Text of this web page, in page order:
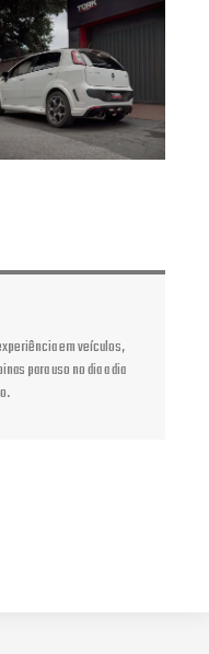
em veículos,
para uso no dia a dia